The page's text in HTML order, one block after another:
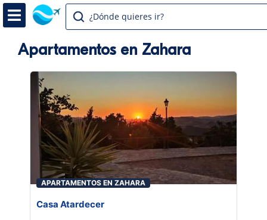
¿Dónde quieres ir?
Apartamentos en Zahara
APARTAMENTOS EN ZAHARA
Casa Atardecer